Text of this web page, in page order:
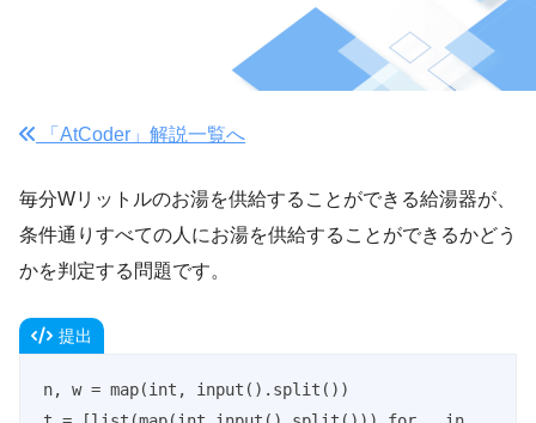
「AtCoder」解説一覧へ
毎分Wリットルのお湯を供給することができる給湯器が、
条件通りすべての人にお湯を供給することができるかどう
かを判定する問題です。
提出
n, w = map(int, input().split())